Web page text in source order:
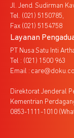
Jl. Jend. Sudirman
Tel. (021) 5150785,
Fax (021) 5154758
Layanan
PT Nusa Satu Inti
Tel : (021) 1500 963
Email :
Direktorat Jenderal
Kementrian
0853-1111-1010